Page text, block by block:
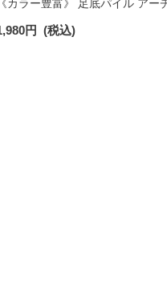
《カラー豊富》 足底パイル アー
ス レディース 93246602
円 (税込)